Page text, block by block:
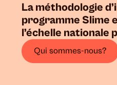
La méthodologie
programme Slime
l’échelle nationale
Qui sommes-nous?